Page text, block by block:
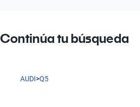
Continúa tu búsqueda
AUDI>Q5